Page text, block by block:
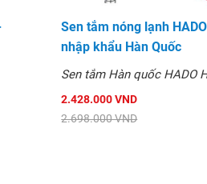
Sen tắm nóng lạnh
nhập khẩu Hàn Quốc
Sen tắm Hàn quốc HADO
2.428.000 VND
2.698.000 VND